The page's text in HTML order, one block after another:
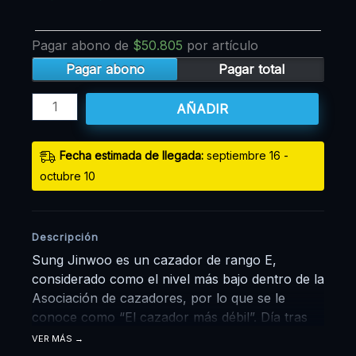
Pagar abono de $50.805 por artículo
Pagar abono
Pagar total
AÑADIR
Fecha estimada de llegada: septiembre 16 -
octubre 10
Descripción
Sung Jinwoo es un cazador de rango E,
considerado como el nivel más bajo dentro de la
Asociación de cazadores, por lo que se le
conoce como “El cazador más débil”. Día tras
día pone en peligro su vida y se embarca en
VER MÁS